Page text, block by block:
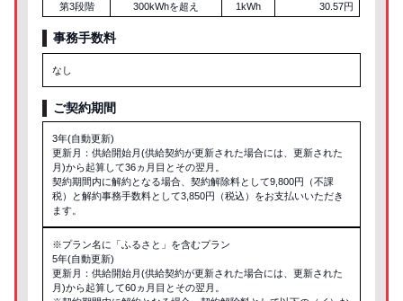
第3段階 300kWhを超え 1kWh 30.57円
事務手数料
なし
ご契約期間
3年(自動更新)
更新月：供給開始月(供給契約が更新された場合には、更新された
月)から起算して36ヵ月目とその翌月。
契約期間内に解約となる場合、契約解除料として9,800円（不課
税）と解約事務手数料として3,850円（税込）をお支払いいただき
ます。
※プラン名に「ふるさと」を含むプラン
5年(自動更新)
更新月：供給開始月(供給契約が更新された場合には、更新された
月)から起算して60ヵ月目とその翌月。